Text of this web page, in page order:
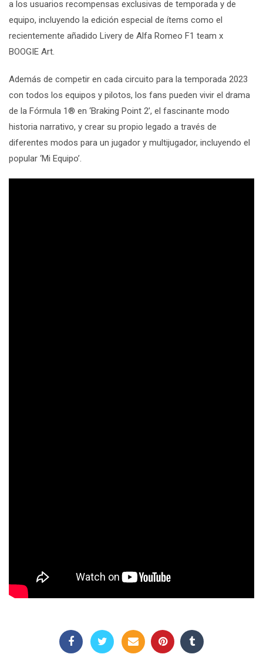
a los usuarios recompensas exclusivas de temporada y de
equipo, incluyendo la edición especial de ítems como el
recientemente añadido Livery de Alfa Romeo F1 team x
BOOGIE Art.
Además de competir en cada circuito para la temporada 2023
con todos los equipos y pilotos, los fans pueden vivir el drama
de la Fórmula 1® en ‘Braking Point 2’, el fascinante modo
historia narrativo, y crear su propio legado a través de
diferentes modos para un jugador y multijugador, incluyendo el
popular ‘Mi Equipo’.